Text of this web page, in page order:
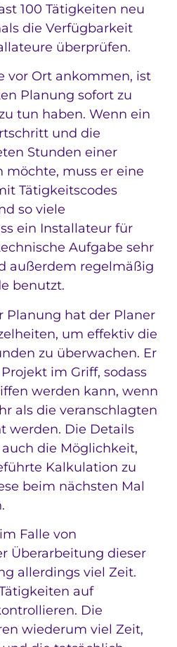
100 Tätigkeiten neu
die Verfügbarkeit
überprüfen.
vor Ort ankommen, ist
Planung sofort zu
tun haben. Wenn ein
und die
Stunden einer
möchte, muss er eine
Tätigkeitscodes
so viele
ein Installateur für
Aufgabe sehr
außerdem regelmäßig
benutzt.
Planung hat der Planer
um effektiv die
zu überwachen. Er
im Griff, sodass
werden kann, wenn
als die veranschlagten
werden. Die Details
die Möglichkeit,
Kalkulation zu
beim nächsten Mal
Falle von
Überarbeitung dieser
allerdings viel Zeit.
auf
Die
wiederum viel Zeit,